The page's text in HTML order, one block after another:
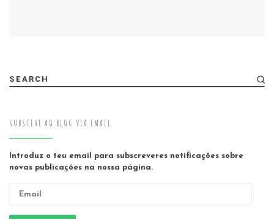
SEARCH
SUBSCEVE AO BLOG VIA EMAIL
Introduz o teu email para subscreveres notificações sobre
novas publicações na nossa página.